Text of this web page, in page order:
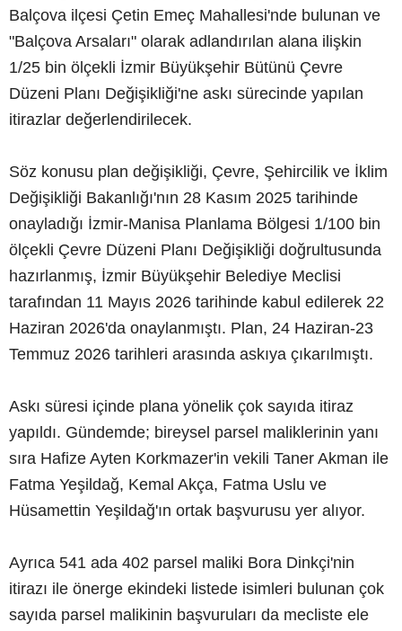
Balçova ilçesi Çetin Emeç Mahallesi'nde bulunan ve
"Balçova Arsaları" olarak adlandırılan alana ilişkin
1/25 bin ölçekli İzmir Büyükşehir Bütünü Çevre
Düzeni Planı Değişikliği'ne askı sürecinde yapılan
itirazlar değerlendirilecek.
Söz konusu plan değişikliği, Çevre, Şehircilik ve İklim
Değişikliği Bakanlığı'nın 28 Kasım 2025 tarihinde
onayladığı İzmir-Manisa Planlama Bölgesi 1/100 bin
ölçekli Çevre Düzeni Planı Değişikliği doğrultusunda
hazırlanmış, İzmir Büyükşehir Belediye Meclisi
tarafından 11 Mayıs 2026 tarihinde kabul edilerek 22
Haziran 2026'da onaylanmıştı. Plan, 24 Haziran-23
Temmuz 2026 tarihleri arasında askıya çıkarılmıştı.
Askı süresi içinde plana yönelik çok sayıda itiraz
yapıldı. Gündemde; bireysel parsel maliklerinin yanı
sıra Hafize Ayten Korkmazer'in vekili Taner Akman ile
Fatma Yeşildağ, Kemal Akça, Fatma Uslu ve
Hüsamettin Yeşildağ'ın ortak başvurusu yer alıyor.
Ayrıca 541 ada 402 parsel maliki Bora Dinkçi'nin
itirazı ile önerge ekindeki listede isimleri bulunan çok
sayıda parsel malikinin başvuruları da mecliste ele